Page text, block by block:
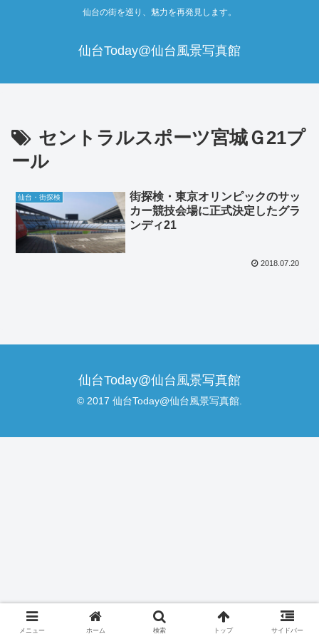
仙台の街を巡り、魅力を再発見します。
仙台Today@仙台風景写真館
セントラルスポーツ宮城Ｇ21プ
ール
仙台・街探検
街探検・東京オリンピックのサッ
カー競技会場に正式決定したグラ
ンディ21
2018.07.20
仙台Today@仙台風景写真館
© 2017 仙台Today@仙台風景写真館.
メニュー ホーム 検索 トップ サイドバー